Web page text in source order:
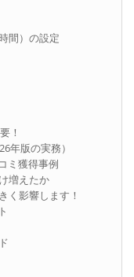
間）の設定
！
年版の実務）
ミ獲得事例
増えたか
く影響します！